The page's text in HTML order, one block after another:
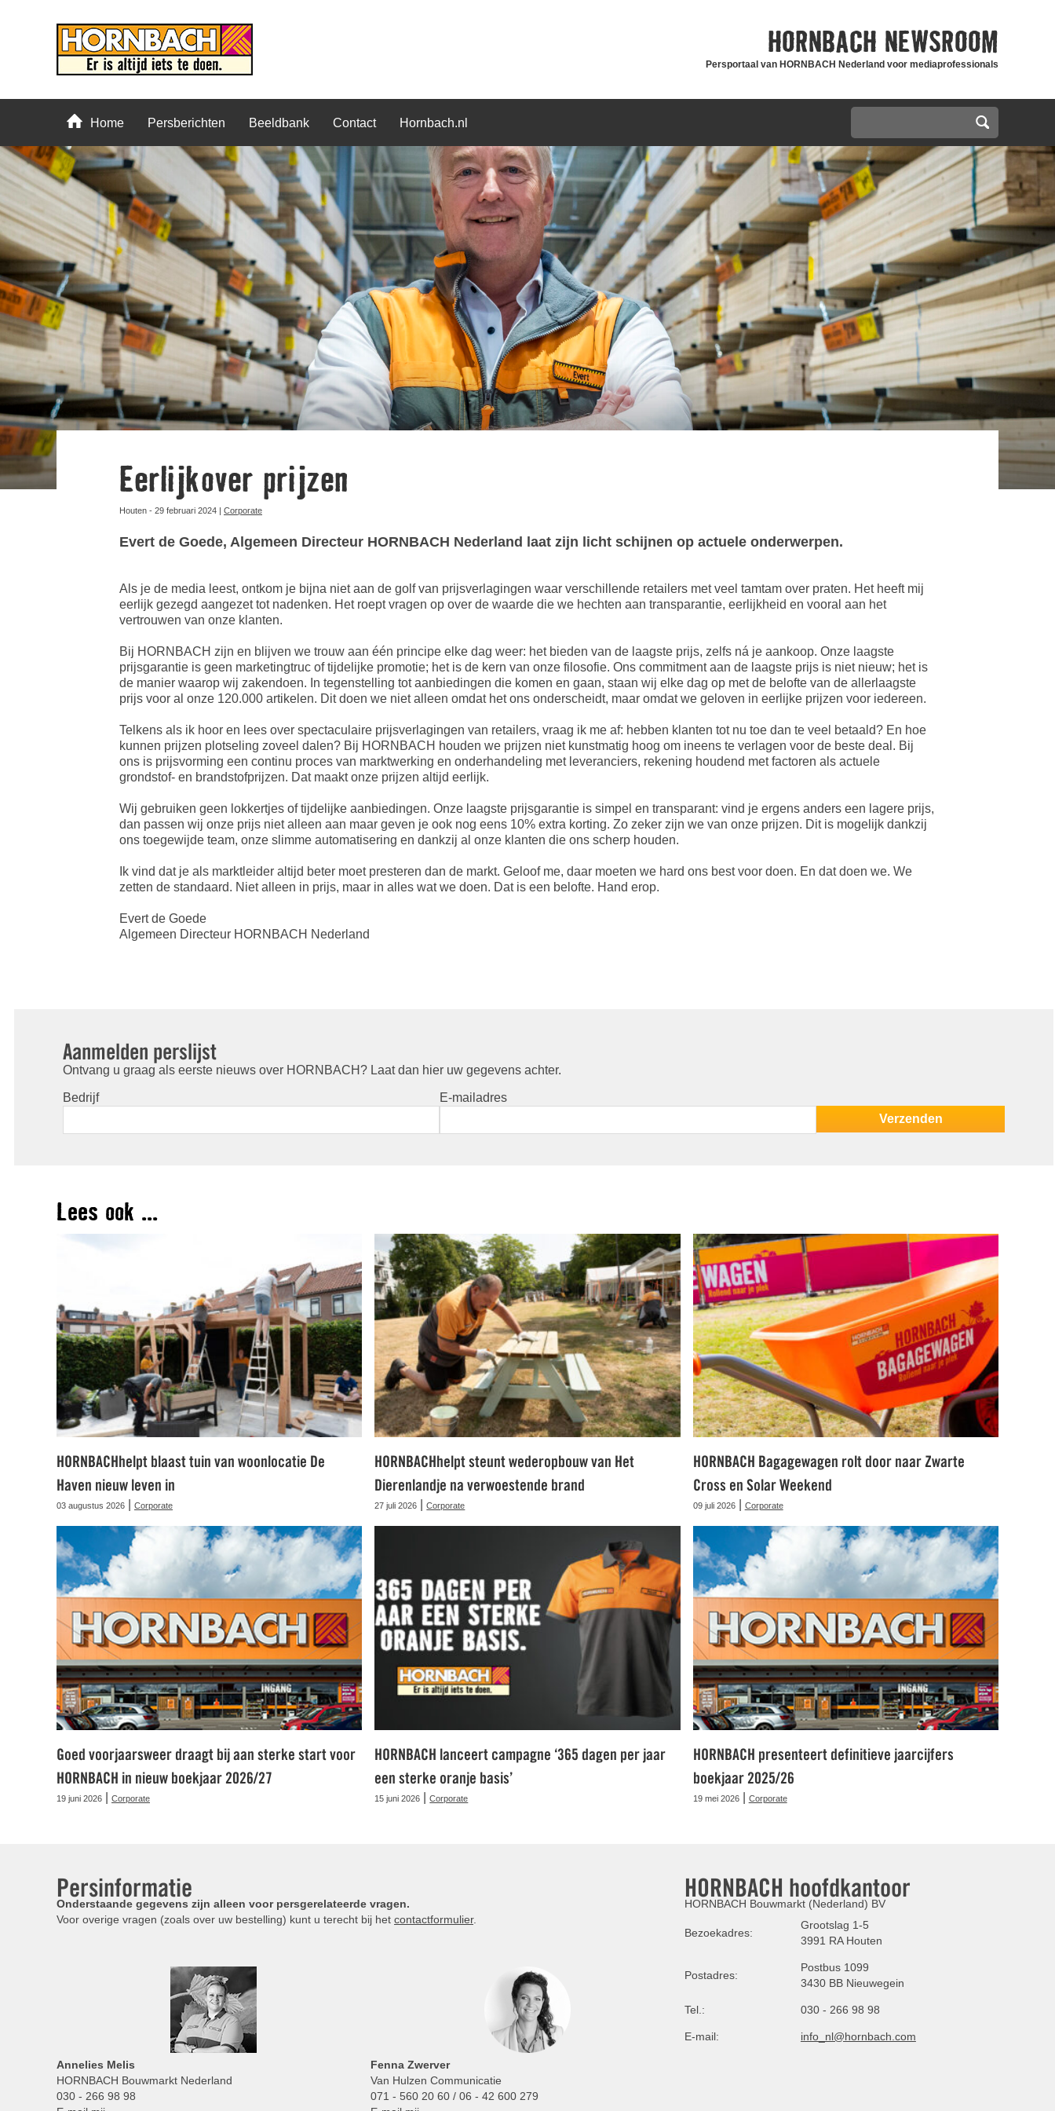
HORNBACH NEWSROOM
Persportaal van HORNBACH Nederland voor mediaprofessionals
Home Persberichten Beeldbank Contact Hornbach.nl
Eerlijk over prijzen
Houten - 29 februari 2024 | Corporate
Evert de Goede, Algemeen Directeur HORNBACH Nederland laat zijn licht schijnen op actuele onderwerpen.
Als je de media leest, ontkom je bijna niet aan de golf van prijsverlagingen waar verschillende retailers met veel tamtam over praten. Het heeft mij
eerlijk gezegd aangezet tot nadenken. Het roept vragen op over de waarde die we hechten aan transparantie, eerlijkheid en vooral aan het
vertrouwen van onze klanten.
Bij HORNBACH zijn en blijven we trouw aan één principe elke dag weer: het bieden van de laagste prijs, zelfs ná je aankoop. Onze laagste
prijsgarantie is geen marketingtruc of tijdelijke promotie; het is de kern van onze filosofie. Ons commitment aan de laagste prijs is niet nieuw; het is
de manier waarop wij zakendoen. In tegenstelling tot aanbiedingen die komen en gaan, staan wij elke dag op met de belofte van de allerlaagste
prijs voor al onze 120.000 artikelen. Dit doen we niet alleen omdat het ons onderscheidt, maar omdat we geloven in eerlijke prijzen voor iedereen.
Telkens als ik hoor en lees over spectaculaire prijsverlagingen van retailers, vraag ik me af: hebben klanten tot nu toe dan te veel betaald? En hoe
kunnen prijzen plotseling zoveel dalen? Bij HORNBACH houden we prijzen niet kunstmatig hoog om ineens te verlagen voor de beste deal. Bij
ons is prijsvorming een continu proces van marktwerking en onderhandeling met leveranciers, rekening houdend met factoren als actuele
grondstof- en brandstofprijzen. Dat maakt onze prijzen altijd eerlijk.
Wij gebruiken geen lokkertjes of tijdelijke aanbiedingen. Onze laagste prijsgarantie is simpel en transparant: vind je ergens anders een lagere prijs,
dan passen wij onze prijs niet alleen aan maar geven je ook nog eens 10% extra korting. Zo zeker zijn we van onze prijzen. Dit is mogelijk dankzij
ons toegewijde team, onze slimme automatisering en dankzij al onze klanten die ons scherp houden.
Ik vind dat je als marktleider altijd beter moet presteren dan de markt. Geloof me, daar moeten we hard ons best voor doen. En dat doen we. We
zetten de standaard. Niet alleen in prijs, maar in alles wat we doen. Dat is een belofte. Hand erop.
Evert de Goede
Algemeen Directeur HORNBACH Nederland
Aanmelden perslijst
Ontvang u graag als eerste nieuws over HORNBACH? Laat dan hier uw gegevens achter.
Bedrijf E-mailadres
Lees ook ...
HORNBACHhelpt blaast tuin van woonlocatie De
Haven nieuw leven in
03 augustus 2026 Corporate
HORNBACHhelpt steunt wederopbouw van Het
Dierenlandje na verwoestende brand
27 juli 2026 |Corporate
HORNBACH Bagagewagen rolt door naar Zwarte
Cross en Solar Weekend
09 juli 2026| Corporate
Goed voorjaarsweer draagt bij aan sterke start voor
HORNBACH in nieuw boekjaar 2026/27
19 juni 2026 Corporate
HORNBACH lanceert campagne ‘365 dagen per jaar
een sterke oranje basis’
15 juni 2026 |Corporate
HORNBACH presenteert definitieve jaarcijfers
boekjaar 2025/26
19 mei 2026| Corporate
Persinformatie
Onderstaande gegevens zijn alleen voor persgerelateerde vragen.
Voor overige vragen (zoals over uw bestelling) kunt u terecht bij het contactformulier.
Annelies Melis
HORNBACH Bouwmarkt Nederland
030 - 266 98 98
Fenna Zwerver
Van Hulzen Communicatie
071 - 560 20 60 / 06 - 42 600 279
HORNBACH hoofdkantoor
HORNBACH Bouwmarkt (Nederland) BV
Bezoekadres:
Grootslag 1-5
3991 RA Houten
Postadres:
Postbus 1099
3430 BB Nieuwegein
Tel.: 030 - 266 98 98
E-mail: info_nl@hornbach.com